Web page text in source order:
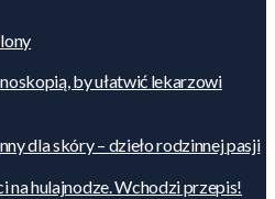
by ułatwić lekarzowi
dla skóry – dzieło rodzinnej pasji
hulajnodze. Wchodzi przepis!